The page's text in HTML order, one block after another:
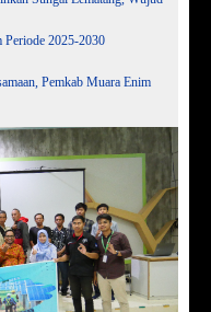
2025-2030
Pemkab Muara Enim